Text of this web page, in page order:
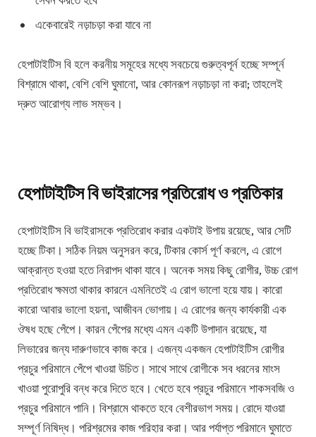
একেবারেই নড়াচড়া করা যাবে না
হেপাটাইটিস বি হলে করনীয় সমূহের মধ্যে সবচেয়ে গুরুত্বপূর্ন হচ্ছে সম্পূর্ন
বিশ্রামে থাকা, বেশি বেশি ঘুমানো, আর কোনরূপ নড়াচড়া না করা; তাহলেই
দ্রুত আরোগ্য লাভ সম্ভব।
হেপাটাইটিস বি ভাইরাসের প্রতিরোধ ও প্রতিকার
হেপাটাইটিস বি ভাইরাসকে প্রতিরোধ করার একটাই উপায় রয়েছে, আর সেটি
হচ্ছে টিকা। সঠিক নিয়ম অনুসরন করে, টিকার কোর্স পূর্ণ করলে, এ রোগে
আক্রান্ত হওয়া হতে নিরাপদ থাকা যাবে। অনেক সময় কিছু রোগীর, উচ্চ রোগ
প্রতিরোধ ক্ষমতা থাকার কারনে এমনিতেই এ রোগ ভালো হয়ে যায়। কারো
কারো আবার ভালো হয়না, আজীবন ভোগায়। এ রোগের জন্য কার্যকারী এক
ঔষধ হছে পেঁপে। কারন পেঁপের মধ্যে এমন একটি উপাদান রয়েছে, যা
লিভারের জন্য দারুণভাবে কাজ করে। এজন্য একজন হেপাটাইটিস রোগীর
প্রচুর পরিমানে পেঁপে খাওয়া উচিত। সাথে সাথে রোগীকে সব ধরনের মাংস
খাওয়া পুরোপুরি বন্ধ করে দিতে হবে। খেতে হবে প্রচুর পরিমানে শাকসবজি ও
প্রচুর পরিমানে পানি। বিশ্রামে থাকতে হবে বেশীরভাগ সময়। রোদে যাওয়া
সম্পূর্ণ নিষিদ্ধ। পরিশ্রমের কাজ পরিহার করা। আর পর্যাপ্ত পরিমানে ঘুমাতে